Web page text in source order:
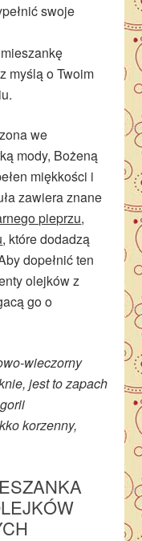
swoje
myślą o Twoim
we
mody, Bożeną
miękkości i
zawiera znane
pieprzu,
, które dodadzą
dopełnić ten
olejków z
go o
wieczorny
jest to zapach
korzenny,